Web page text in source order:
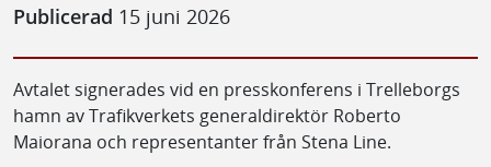
Publicerad 15 juni 2026
Avtalet signerades vid en presskonferens i Trelleborgs
hamn av Trafikverkets generaldirektör Roberto
Maiorana och representanter från Stena Line.